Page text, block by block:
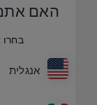
האם
אנגלית